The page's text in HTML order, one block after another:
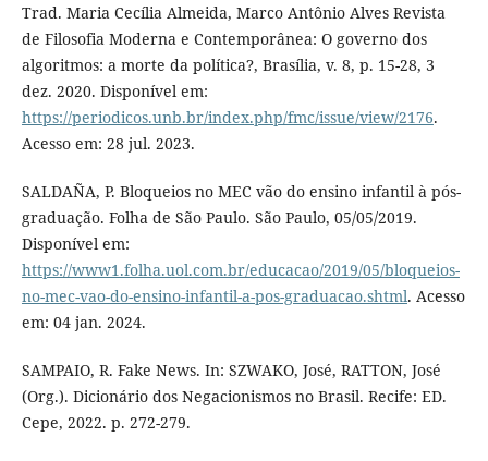
Trad. Maria Cecília Almeida, Marco Antônio Alves Revista
de Filosofia Moderna e Contemporânea: O governo dos
algoritmos: a morte da política?, Brasília, v. 8, p. 15-28, 3
dez. 2020. Disponível em:
https://periodicos.unb.br/index.php/fmc/issue/view/2176.
Acesso em: 28 jul. 2023.
SALDAÑA, P. Bloqueios no MEC vão do ensino infantil à pós-
graduação. Folha de São Paulo. São Paulo, 05/05/2019.
Disponível em:
https://www1.folha.uol.com.br/educacao/2019/05/bloqueios-
no-mec-vao-do-ensino-infantil-a-pos-graduacao.shtml. Acesso
em: 04 jan. 2024.
SAMPAIO, R. Fake News. In: SZWAKO, José, RATTON, José
(Org.). Dicionário dos Negacionismos no Brasil. Recife: ED.
Cepe, 2022. p. 272-279.